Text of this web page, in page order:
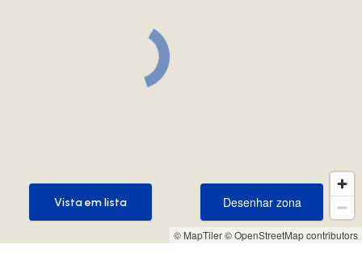
© MapTiler© OpenStreetMap contributors
Desenhar zona
Desenhar zona
Vista em lista
Vista em lista